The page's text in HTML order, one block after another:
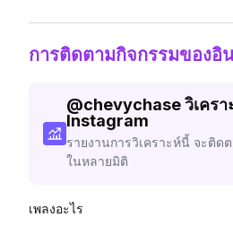
การติดตามกิจกรรมของอิ
@chevychase วิเคร
Instagram
รายงานการวิเคราะห์นี้ จะติด
ในหลายมิติ
เพลงอะไร